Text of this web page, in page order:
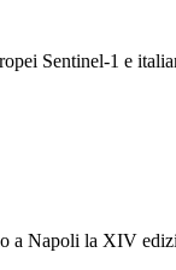
Sentinel-1 e
a Napoli la XIV